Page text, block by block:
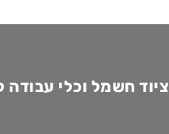
ציוד חשמל וכלי